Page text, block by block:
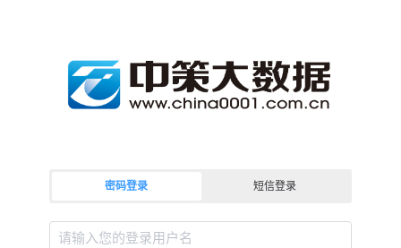
密码登录 短信登录
请输入您的登录用户名